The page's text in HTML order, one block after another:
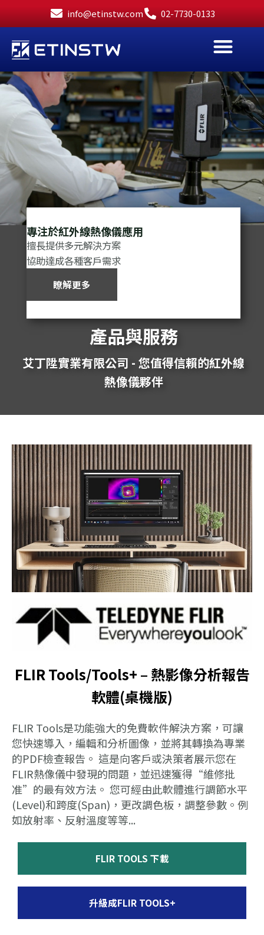
至
內
容
info@etinstw.com 02-7730-0133
產品與服務
艾丁陞實業有限公司 - 您值得信賴的紅外線
熱像儀夥伴
專注於紅外線熱像儀應用
擅長提供多元解決方案
協助達成各種客戶需求
瞭解更多
FLIR Tools/Tools+ – 熱影像分析報告
軟體(桌機版)
FLIR Tools是功能強大的免費軟件解決方案，可讓
您快速導入，編輯和分析圖像，並將其轉換為專業
的PDF檢查報告。 這是向客戶或決策者展示您在
FLIR熱像儀中發現的問題，並迅速獲得“維修批
准”的最有效方法。 您可經由此軟體進行調節水平
(Level)和跨度(Span)，更改調色板，調整參數。例
如放射率、反射溫度等等...
FLIR TOOLS 下載
升級成FLIR TOOLS+